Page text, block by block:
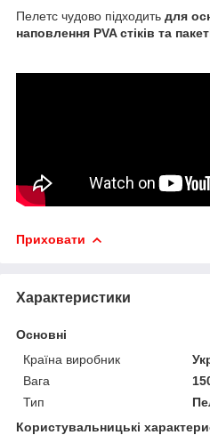
Пелетс чудово підходить для
наповлення PVA стіків та
Приховати
Характеристики
Основні
Країна виробник
Вага
Тип
Користувальницькі